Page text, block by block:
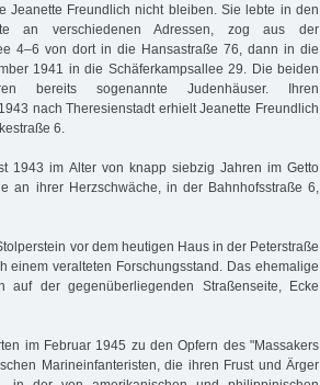
Jeanette Freundlich nicht bleiben. Sie lebte in den
an verschiedenen Adressen, zog aus der
4–6 von dort in die Hansastraße 76, dann in die
1941 in die Schäferkampsallee 29. Die beiden
bereits sogenannte Judenhäuser. Ihren
nach Theresienstadt erhielt Jeanette Freundlich
6.
1943 im Alter von knapp siebzig Jahren im Getto
an ihrer Herzschwäche, in der Bahnhofsstraße 6,
vor dem heutigen Haus in der Peterstraße
einem veralteten Forschungsstand. Das ehemalige
der gegenüberliegenden Straßenseite, Ecke
im Februar 1945 zu den Opfern des "Massakers
Marineinfanteristen, die ihren Frust und Ärger